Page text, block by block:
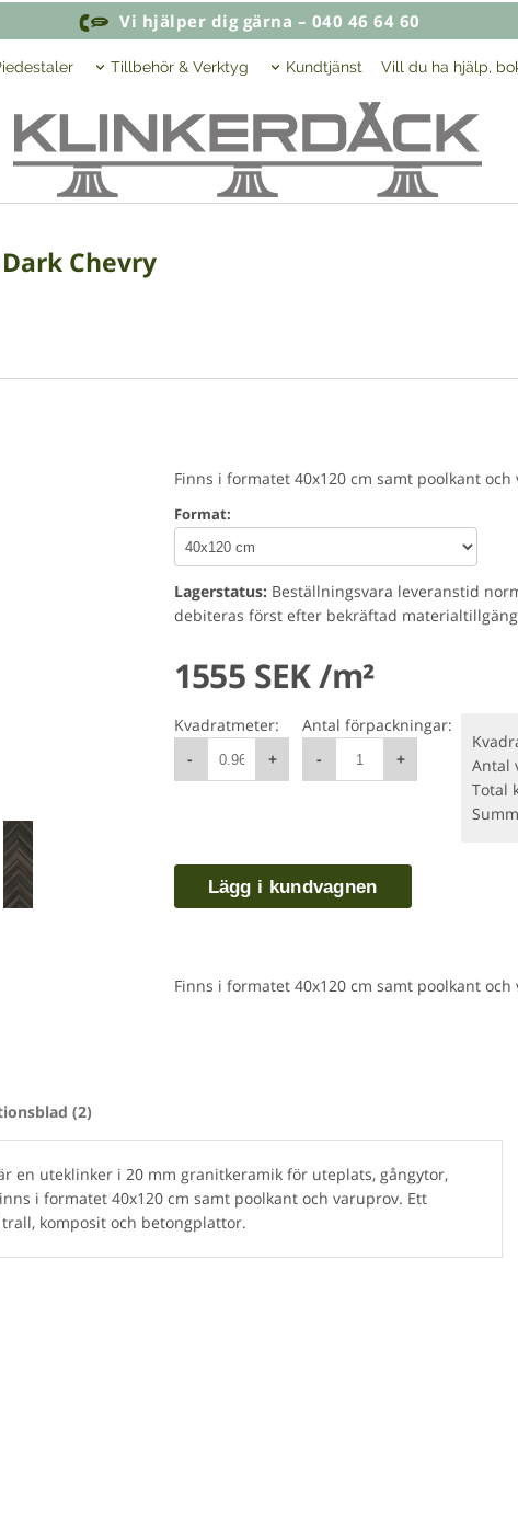
Vi hjälper dig gärna – 040 46 64 60
Tillbehör & Verktyg Kundtjänst Vill du ha hjälp,
Chevry
Finns i formatet 40x120 cm samt poolkant och
Format:
Lagerstatus:Beställningsvara leveranstid
debiteras först efter bekräftad
1555 SEK /m²
Kvadratmeter:
-
+
Antal förpackningar:
-
+
Antal
Total
Lägg i kundvagnen
Finns i formatet 40x120 cm samt poolkant och
(2)
en uteklinker i 20 mm granitkeramik för uteplats, gångytor,
i formatet 40x120 cm samt poolkant och varuprov. Ett
komposit och betongplattor.